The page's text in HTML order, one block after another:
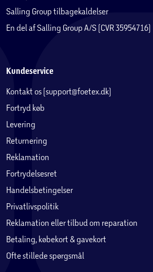
Salling Group tilbagekaldelser
En del af Salling Group A/S (CVR 35954716)
Kundeservice
Kontakt os (support@foetex.dk)
Fortryd køb
Levering
Returnering
Reklamation
Fortrydelsesret
Handelsbetingelser
Privatlivspolitik
Reklamation eller tilbud om reparation
Betaling, købekort & gavekort
Ofte stillede spørgsmål